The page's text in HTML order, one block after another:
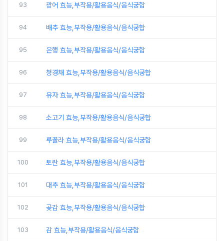
93 광어 효능,부작용/활용음식/음식궁합
94 배추 효능,부작용/활용음식/음식궁합
95 은행 효능,부작용/활용음식/음식궁합
96 청경채 효능,부작용/활용음식/음식궁합
97 유자 효능,부작용/활용음식/음식궁합
98 소고기 효능,부작용/활용음식/음식궁합
99 루꼴라 효능,부작용/활용음식/음식궁합
100 토란 효능,부작용/활용음식/음식궁합
101 대추 효능,부작용/활용음식/음식궁합
102 곶감 효능,부작용/활용음식/음식궁합
103 감 효능,부작용/활용음식/음식궁합